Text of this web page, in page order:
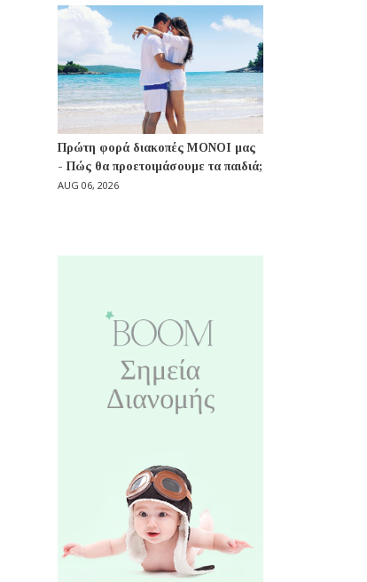
Πρώτη φορά διακοπές ΜΟΝΟΙ μας
- Πώς θα προετοιμάσουμε τα παιδιά;
AUG 06, 2026